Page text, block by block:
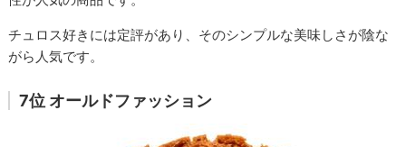
チュロス好きには定評があり、そのシンプルな美味しさが陰な
がら人気です。
7位 オールドファッション